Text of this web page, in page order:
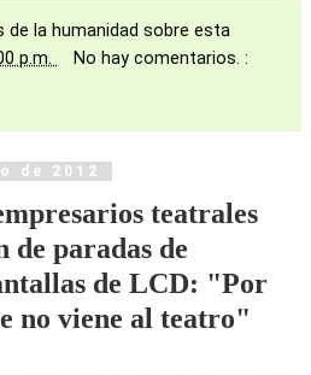
de la humanidad sobre esta
p.m. No hay comentarios. :
de 2012
teatrales
de paradas de
de LCD: "Por
no viene al teatro"